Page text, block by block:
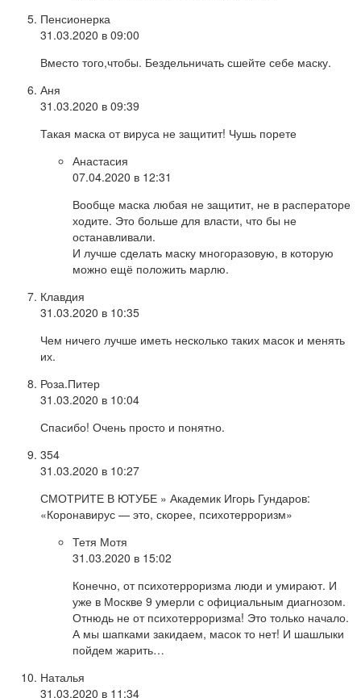
Пенсионерка
31.03.2020 в 09:00
Вместо того,чтобы. Бездельничать сшейте себе маску.
Аня
31.03.2020 в 09:39
Такая маска от вируса не защитит! Чушь порете
Анастасия
07.04.2020 в 12:31
Вообще маска любая не защитит, не в расператоре
ходите. Это больше для власти, что бы не
останавливали.
И лучше сделать маску многоразовую, в которую
можно ещё положить марлю.
Клавдия
31.03.2020 в 10:35
Чем ничего лучше иметь несколько таких масок и менять
их.
Роза.Питер
31.03.2020 в 10:04
Спасибо! Очень просто и понятно.
354
31.03.2020 в 10:27
СМОТРИТЕ В ЮТУБЕ » Академик Игорь Гундаров:
«Коронавирус — это, скорее, психотерроризм»
Тетя Мотя
31.03.2020 в 15:02
Конечно, от психотерроризма люди и умирают. И
уже в Москве 9 умерли с официальным диагнозом.
Отнюдь не от психотерроризма! Это только начало.
А мы шапками закидаем, масок то нет! И шашлыки
пойдем жарить…
Наталья
31.03.2020 в 11:34